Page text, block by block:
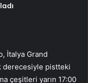
İtalya Grand
derecesiyle pistteki
çeşitleri yarın 17:00